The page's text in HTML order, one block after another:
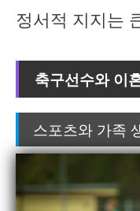
정서적 지지는
축구선수와 이
스포츠와 가족